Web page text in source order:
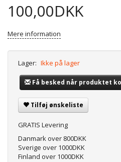
100,00DKK
Mere information
Lager: Ikke på lager
Få besked når produktet
Tilføj ønskeliste
GRATIS Levering
Danmark over 800DKK
Sverige over 1000DKK
Finland over 1000DKK